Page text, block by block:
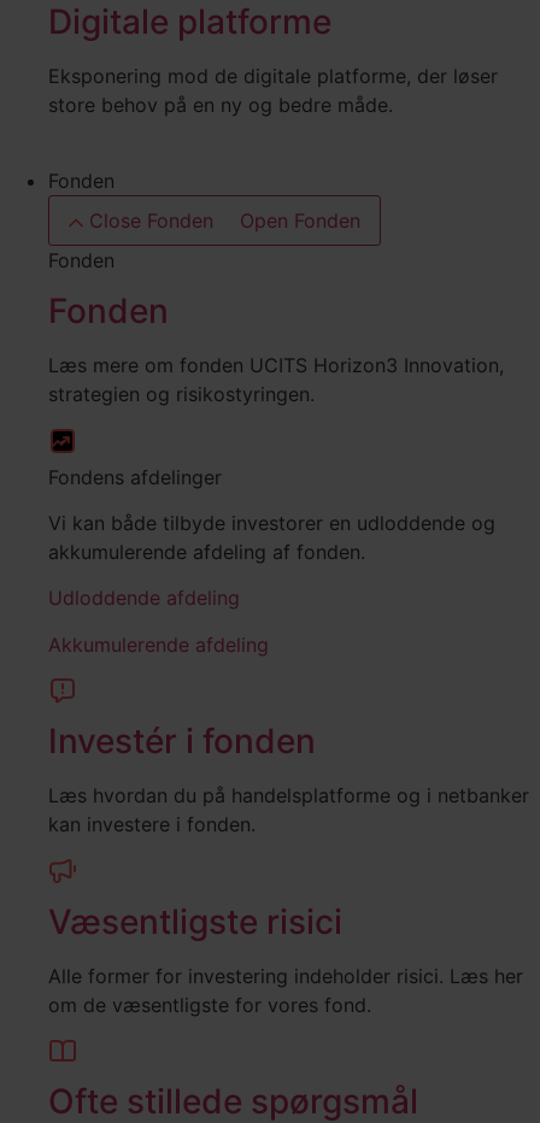
Digitale platforme
Eksponering mod de digitale platforme, der løser
store behov på en ny og bedre måde.
Fonden
Close Fonden
Open Fonden
Fonden
Fonden
Læs mere om fonden UCITS Horizon3 Innovation,
strategien og risikostyringen.
Fondens afdelinger
Vi kan både tilbyde investorer en udloddende og
akkumulerende afdeling af fonden.
Udloddende afdeling
Akkumulerende afdeling
Investér i fonden
Læs hvordan du på handelsplatforme og i netbanker
kan investere i fonden.
Væsentligste risici
Alle former for investering indeholder risici. Læs her
om de væsentligste for vores fond.
Ofte stillede spørgsmål